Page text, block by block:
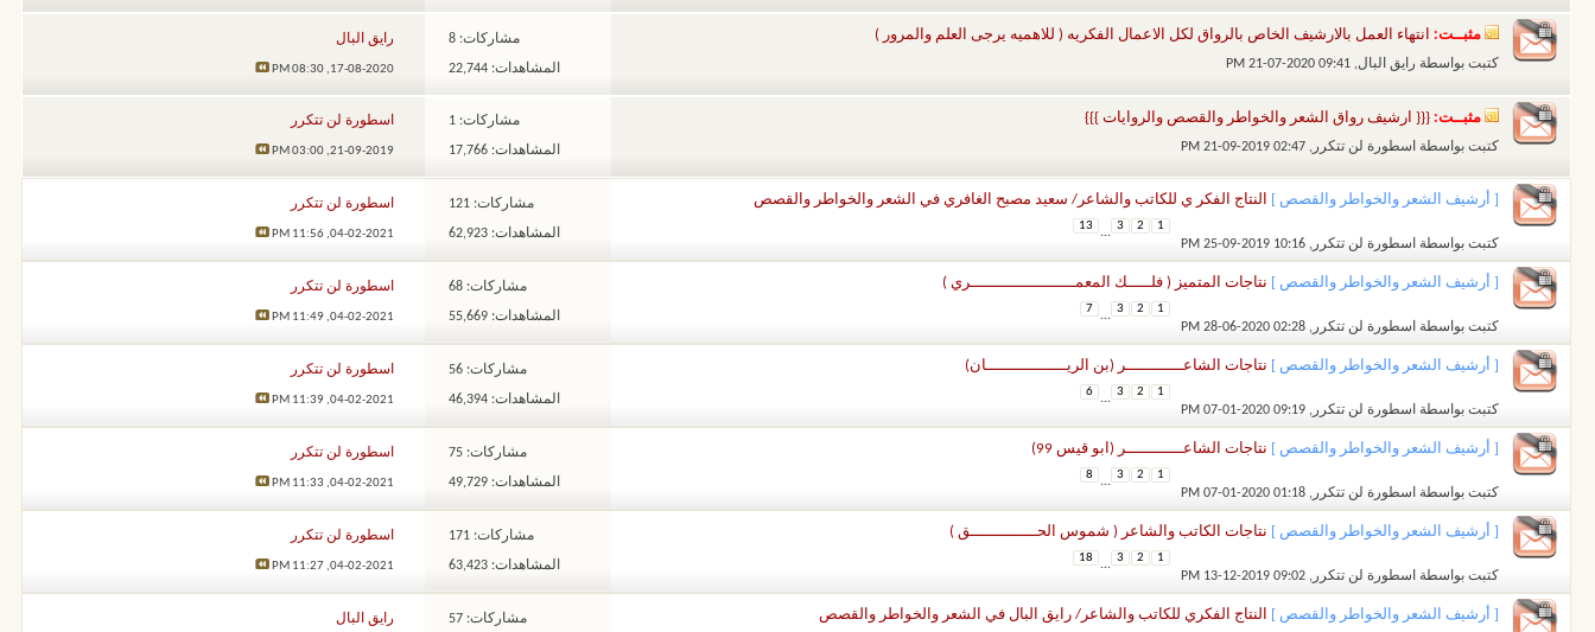
مثبــت: انتهاء العمل بالارشيف الخاص بالرواق لكل الاعمال الفكريه ( للاهميه يرجى العلم والمرور )
كتبت بواسطة رايق البال‏, 21-07-2020 09:41 PM
مشاركات: 8
المشاهدات: 22,744
رايق البال
17-08-2020,
08:30 PM
مثبــت: {{{ ارشيف رواق الشعر والخواطر والقصص والروايات }}}
كتبت بواسطة اسطورة لن تتكرر ‏, 21-09-2019 02:47 PM
مشاركات: 1
المشاهدات: 17,766
اسطورة لن تتكرر
21-09-2019,
03:00 PM
[ أرشيف الشعر والخواطر والقصص ] النتاج الفكر ي للكاتب والشاعر/ سعيد مصبح الغافري في الشعر والخواطر والقصص
كتبت بواسطة اسطورة لن تتكرر ‏, 25-09-2019 10:16 PM
1
2
3
...
13
مشاركات: 121
المشاهدات: 62,923
اسطورة لن تتكرر
04-02-2021,
11:56 PM
[ أرشيف الشعر والخواطر والقصص ] نتاجات المتميز ( فلـــــك المعمــــــــــــــــــــــري )
كتبت بواسطة اسطورة لن تتكرر ‏, 28-06-2020 02:28 PM
1
2
3
...
7
مشاركات: 68
المشاهدات: 55,669
اسطورة لن تتكرر
04-02-2021,
11:49 PM
[ أرشيف الشعر والخواطر والقصص ] نتاجات الشاعــــــــــــر (بن الريـــــــــــــــــان)
كتبت بواسطة اسطورة لن تتكرر ‏, 07-01-2020 09:19 PM
1
2
3
...
6
مشاركات: 56
المشاهدات: 46,394
اسطورة لن تتكرر
04-02-2021,
11:39 PM
[ أرشيف الشعر والخواطر والقصص ] نتاجات الشاعــــــــــــر (ابو قيس 99)
كتبت بواسطة اسطورة لن تتكرر ‏, 07-01-2020 01:18 PM
1
2
3
...
8
مشاركات: 75
المشاهدات: 49,729
اسطورة لن تتكرر
04-02-2021,
11:33 PM
[ أرشيف الشعر والخواطر والقصص ] نتاجات الكاتب والشاعر ( شموس الحــــــــــــــق )
كتبت بواسطة اسطورة لن تتكرر ‏, 13-12-2019 09:02 PM
1
2
3
...
18
مشاركات: 171
المشاهدات: 63,423
اسطورة لن تتكرر
04-02-2021,
11:27 PM
[ أرشيف الشعر والخواطر والقصص ] النتاج الفكري للكاتب والشاعر/ رايق البال في الشعر والخواطر والقصص مشاركات: 57 رايق البال